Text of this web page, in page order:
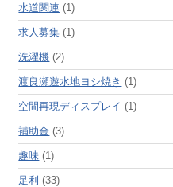
水道関連 (1)
求人募集 (1)
洗濯機 (2)
渡良瀬遊水地ヨシ焼き (1)
空間再現ディスプレイ (1)
補助金 (3)
趣味 (1)
足利 (33)